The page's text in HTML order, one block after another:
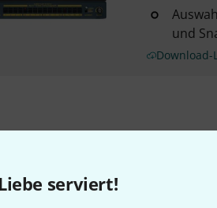
serviert!
und
Download-